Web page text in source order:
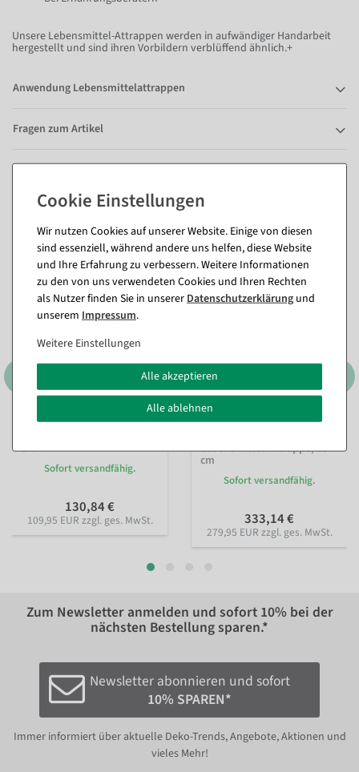
Unsere Lebensmittel-Attrappen werden in aufwändiger Handarbeit
hergestellt und sind ihren Vorbildern verblüffend ähnlich.+
Anwendung Lebensmittelattrappen
Fragen zum Artikel
Passende Artikel zu diesem Produkt
(8)
Grillhähnchen
cm
Sofort versandfähig.
130,84 €
109,95 EUR zzgl. ges. MwSt.
Ammerländer
Lebensmittel-Attrappe, 30
cm
Sofort versandfähig.
333,14 €
279,95 EUR zzgl. ges. MwSt.
Zum Newsletter anmelden und sofort 10% bei der
nächsten Bestellung sparen.*
Newsletter abonnieren und sofort
10% SPAREN*
Immer informiert über aktuelle Deko-Trends, Angebote, Aktionen und
vieles Mehr!
Wir nutzen Cookies auf unserer Website. Einige von diesen
sind essenziell, während andere uns helfen, diese Website
und Ihre Erfahrung zu verbessern. Weitere Informationen
zu den von uns verwendeten Cookies und Ihren Rechten
als Nutzer finden Sie in unsererDaten­schutz­erklärung und
unserem Impressum.
Weitere Einstellungen
Alle akzeptieren
Alle ablehnen